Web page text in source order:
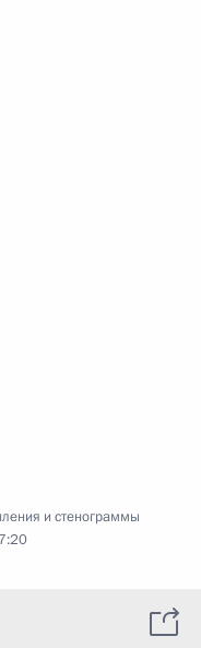
и стенограммы